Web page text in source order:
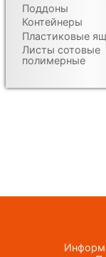
Поддоны
Контейнеры
Пластиковые
Листы сотовые
полимерные